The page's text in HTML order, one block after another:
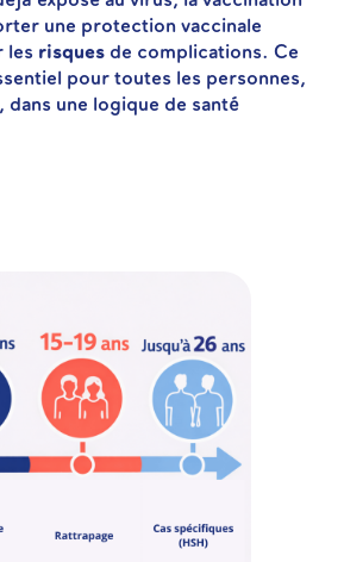
une protection vaccinale
les risques de complications. Ce
pour toutes les personnes,
dans une logique de santé